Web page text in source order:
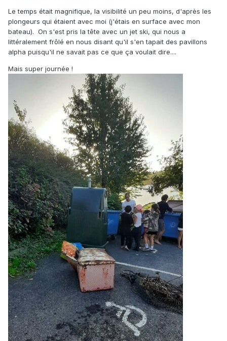
Le temps était magnifique, la visibilité un peu moins, d'après les
plongeurs qui étaient avec moi (j'étais en surface avec mon
bateau). On s'est pris la tête avec un jet ski, qui nous a
littéralement frôlé en nous disant qu'il s'en tapait des pavillons
alpha puisqu'il ne savait pas ce que ça voulait dire....
Mais super journée !